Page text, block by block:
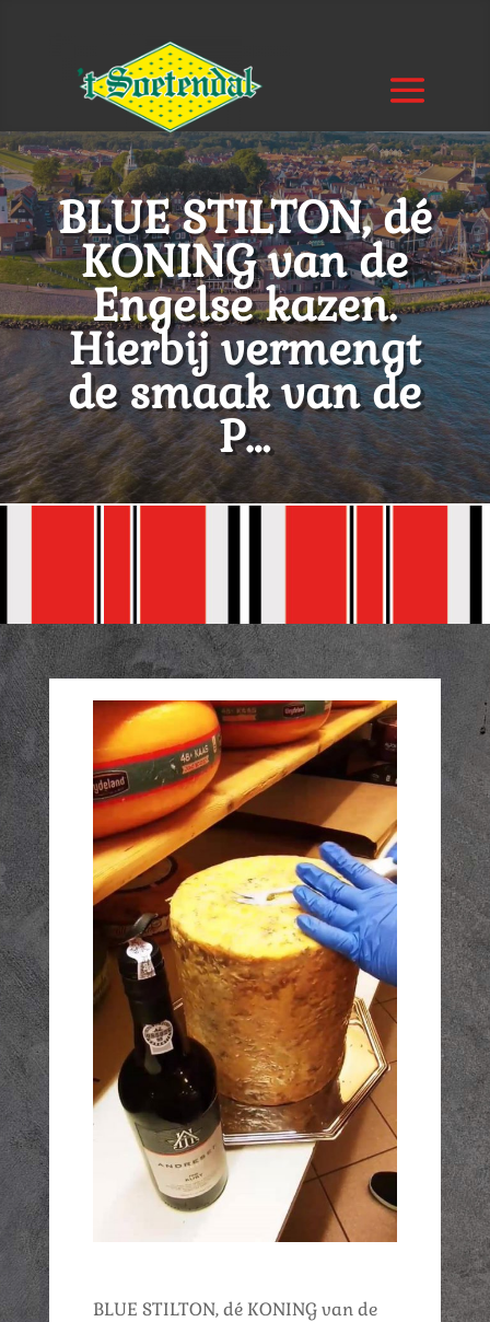
BLUE STILTON, dé
KONING van de
Engelse kazen.
Hierbij vermengt
de smaak van de
P…
BLUE STILTON, dé KONING van de